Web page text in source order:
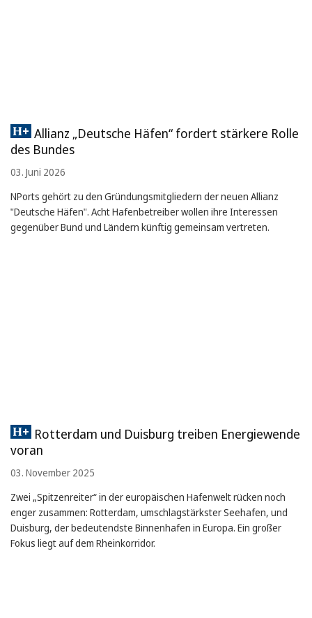
Allianz „Deutsche Häfen“ fordert stärkere Rolle
des Bundes
03. Juni 2026
NPorts gehört zu den Gründungsmitgliedern der neuen Allianz
"Deutsche Häfen". Acht Hafenbetreiber wollen ihre Interessen
gegenüber Bund und Ländern künftig gemeinsam vertreten.
Rotterdam und Duisburg treiben Energiewende
voran
03. November 2025
Zwei „Spitzenreiter“ in der europäischen Hafenwelt rücken noch
enger zusammen: Rotterdam, umschlagstärkster Seehafen, und
Duisburg, der bedeutendste Binnenhafen in Europa. Ein großer
Fokus liegt auf dem Rheinkorridor.